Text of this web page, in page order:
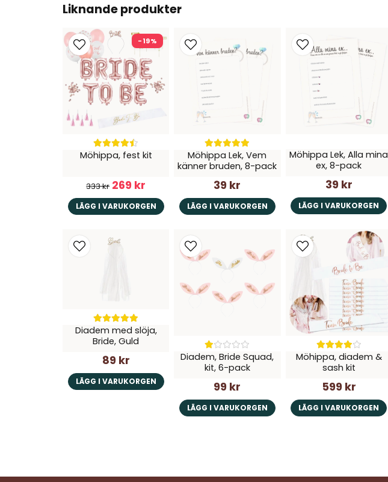
Liknande produkter
Möhippa, fest kit
333 kr 269 kr
LÄGG I VARUKORGEN
-19%
Möhippa Lek, Vem
känner bruden, 8-pack
39 kr
LÄGG I VARUKORGEN
Möhippa Lek, Alla mina
ex, 8-pack
39 kr
LÄGG I VARUKORGEN
Diadem med slöja,
Bride, Guld
89 kr
LÄGG I VARUKORGEN
Diadem, Bride Squad,
kit, 6-pack
99 kr
LÄGG I VARUKORGEN
Möhippa, diadem &
sash kit
599 kr
LÄGG I VARUKORGEN